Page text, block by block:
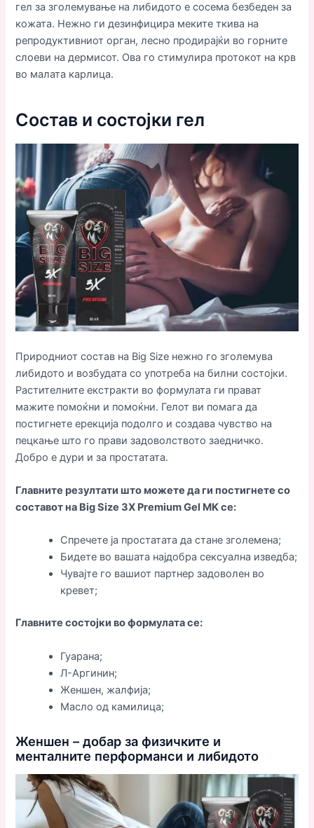
гел за зголемување на либидото е сосема безбеден за
кожата. Нежно ги дезинфицира меките ткива на
репродуктивниот орган, лесно продирајќи во горните
слоеви на дермисот. Ова го стимулира протокот на крв
во малата карлица.
Состав и состојки гел
Природниот состав на Big Size нежно го зголемува
либидото и возбудата со употреба на билни состојки.
Растителните екстракти во формулата ги прават
мажите помоќни и помоќни. Гелот ви помага да
постигнете ерекција подолго и создава чувство на
пецкање што го прави задоволството заедничко.
Добро е дури и за простатата.
Главните резултати што можете да ги постигнете со
составот на Big Size 3X Premium Gel MK се:
Спречете ја простатата да стане зголемена;
Бидете во вашата најдобра сексуална изведба;
Чувајте го вашиот партнер задоволен во
кревет;
Главните состојки во формулата се:
Гуарана;
Л-Аргинин;
Женшен, жалфија;
Масло од камилица;
Женшен – добар за физичките и
менталните перформанси и либидото